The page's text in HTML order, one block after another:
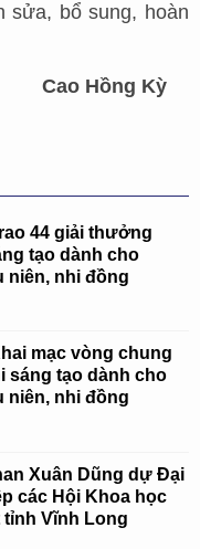
sửa, bổ sung, hoàn
Cao Hồng Kỳ
44 giải thưởng
tạo dành cho
niên, nhi đồng
mạc vòng chung
sáng tạo dành cho
niên, nhi đồng
Xuân Dũng dự Đại
các Hội Khoa học
tỉnh Vĩnh Long